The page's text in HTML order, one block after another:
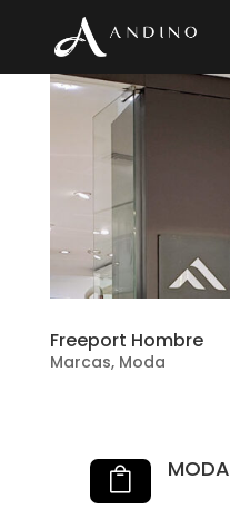
Freeport Hombre
Marcas, Moda
 MODA